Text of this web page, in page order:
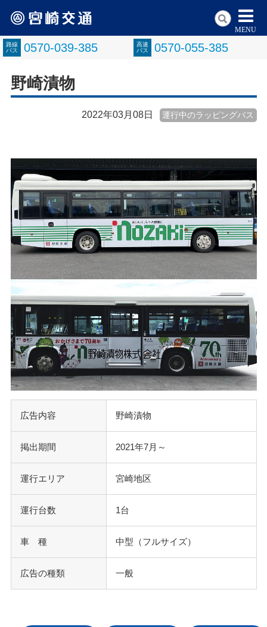
路線
バス
0570-039-385
高速
バス
0570-055-385
MENU
野崎漬物
2022年03月08日 運行中のラッピングバス
広告内容 野崎漬物
掲出期間 2021年7月～
運行エリア 宮崎地区
運行台数 1台
車 種 中型（フルサイズ）
広告の種類 一般